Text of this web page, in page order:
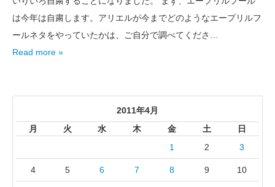
は今年は自粛します。アリエルが今までどのようなエープリルフ
ールネタをやっていたかは、ご自分で調べてくださ…
Read more »
2011年4月
月
火 水 木 金 土 日
1 2 3
4 5 6 7 8 9 10